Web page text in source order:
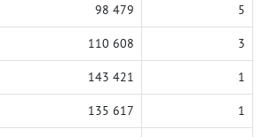
98 479 5
110 608 3
143 421 1
135 617 1